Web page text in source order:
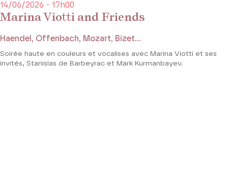
Marina Viotti and Friends
14/06/2026 - 17h00
Haendel, Offenbach, Mozart, Bizet...
Soirée haute en couleurs et vocalises avec Marina Viotti et ses
invités, Stanislas de Barbeyrac et Mark Kurmanbayev.